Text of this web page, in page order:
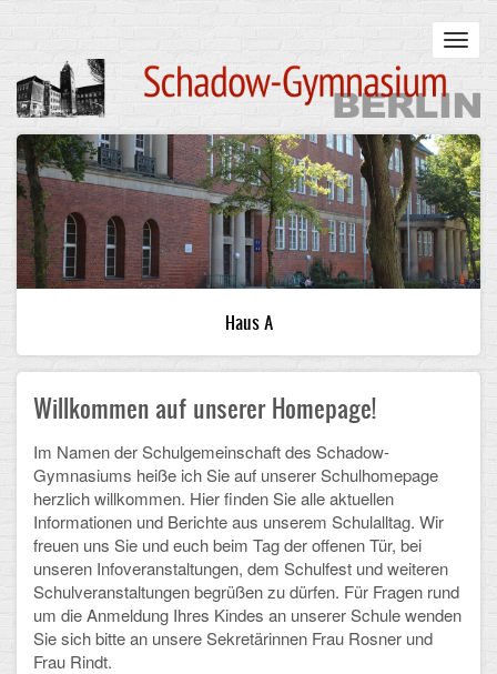
content
Main
navigation
STARTSEITE
UNSERE SCHULE
Infos zum Schulalltag
Campus
Sanierung
Schulpartnerschaft
Historisches
Schulalbum
SCHULLEBEN
Kollegium
Haus A
Willkommen auf unserer Homepage!
Im Namen der Schulgemeinschaft des Schadow-
Gymnasiums heiße ich Sie auf unserer Schulhomepage
herzlich willkommen. Hier finden Sie alle aktuellen
Informationen und Berichte aus unserem Schulalltag. Wir
freuen uns Sie und euch beim Tag der offenen Tür, bei
unseren Infoveranstaltungen, dem Schulfest und weiteren
Schulveranstaltungen begrüßen zu dürfen. Für Fragen rund
um die Anmeldung Ihres Kindes an unserer Schule wenden
Sie sich bitte an unsere Sekretärinnen Frau Rosner und
Frau Rindt.